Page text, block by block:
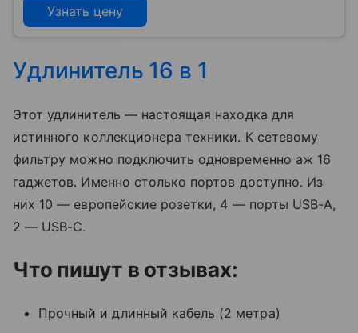
Узнать цену
Удлинитель 16 в 1
Этот удлинитель — настоящая находка для
истинного коллекционера техники. К сетевому
фильтру можно подключить одновременно аж 16
гаджетов. Именно столько портов доступно. Из
них 10 — европейские розетки, 4 — порты USB-A,
2 — USB-C.
Что пишут в отзывах:
Прочный и длинный кабель (2 метра)